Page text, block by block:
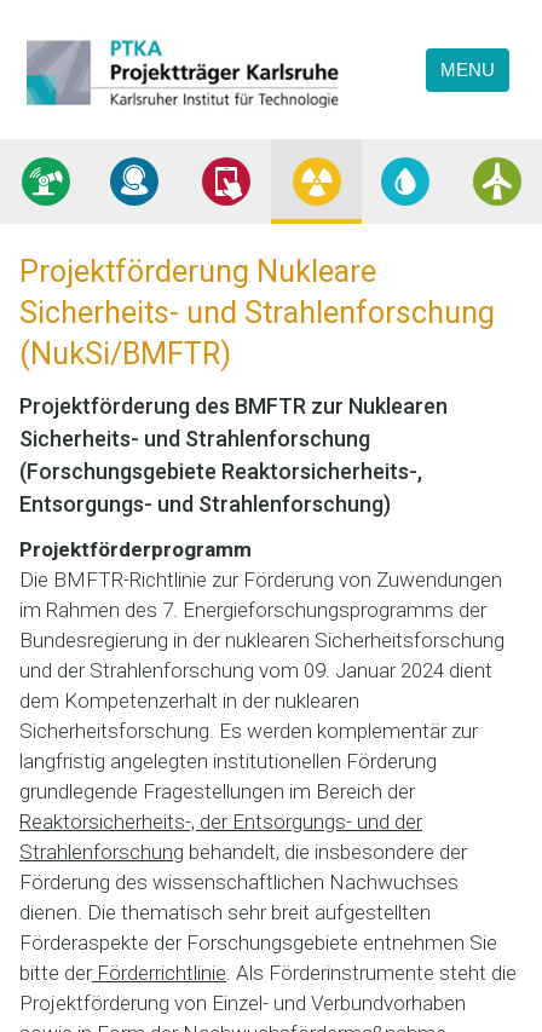
zum
Inhalt
(Eingabetaste)
zum
Hauptmenu
(Eingabetaste)
Suche
(Eingabetaste)
Projektträger
Karlsruhe
MENU
Projektförderung Nukleare
Sicherheits- und Strahlenforschung
(NukSi/BMFTR)
Projektförderung des BMFTR zur Nuklearen
Sicherheits- und Strahlenforschung
(Forschungsgebiete Reaktorsicherheits-,
Entsorgungs- und Strahlenforschung)
Projektförderprogramm
Die BMFTR-Richtlinie zur Förderung von Zuwendungen
im Rahmen des 7. Energieforschungsprogramms der
Bundesregierung in der nuklearen Sicherheitsforschung
und der Strahlenforschung vom 09. Januar 2024 dient
dem Kompetenzerhalt in der nuklearen
Sicherheitsforschung. Es werden komplementär zur
langfristig angelegten institutionellen Förderung
grundlegende Fragestellungen im Bereich der
Reaktorsicherheits-, der Entsorgungs- und der
Strahlenforschung behandelt, die insbesondere der
Förderung des wissenschaftlichen Nachwuchses
dienen. Die thematisch sehr breit aufgestellten
Förderaspekte der Forschungsgebiete entnehmen Sie
bitte derFörderrichtlinie. Als Förderinstrumente steht die
Projektförderung von Einzel- und Verbundvorhaben